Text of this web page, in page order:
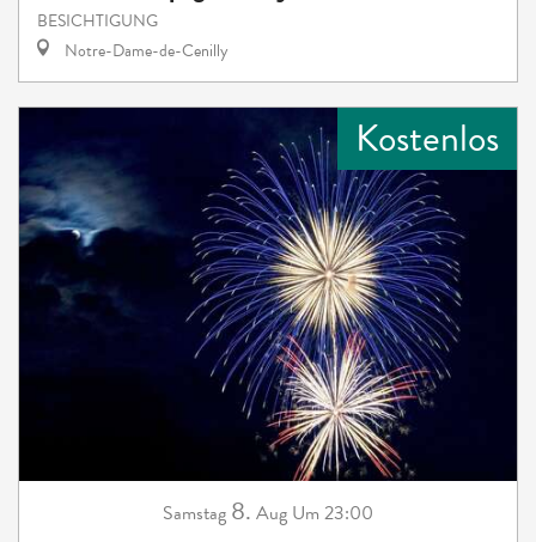
BESICHTIGUNG
Notre-Dame-de-Cenilly
Kostenlos
Samstag 8. Aug Um 23:00